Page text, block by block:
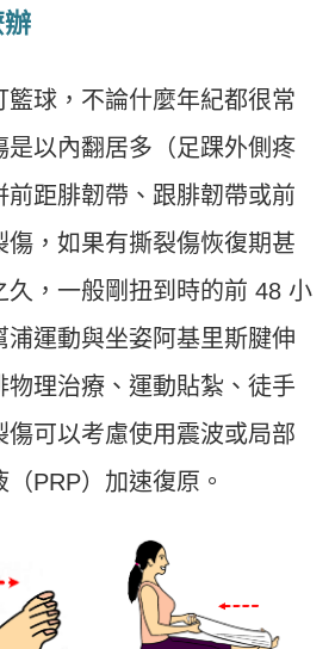
籃球，不論什麼年紀都很常
是以內翻居多（足踝外側疼
前距腓韌帶、跟腓韌帶或前
傷，如果有撕裂傷恢復期甚
久，一般剛扭到時的前 48 小
浦運動與坐姿阿基里斯腱伸
物理治療、運動貼紮、徒手
傷可以考慮使用震波或局部
PRP）加速復原。